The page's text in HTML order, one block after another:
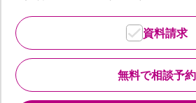
無料で相談予約
資料請求